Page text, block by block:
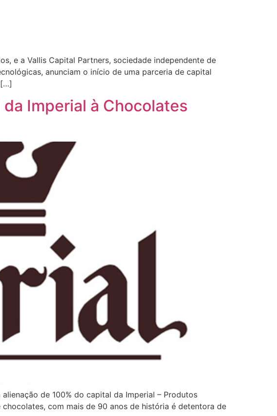
e a Vallis Capital Partners, sociedade independente de
anunciam o início de uma parceria de capital
[…]
Imperial à Chocolates
de 100% do capital da Imperial – Produtos
com mais de 90 anos de história é detentora de